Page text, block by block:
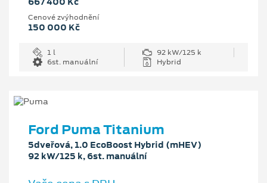
Cenové zvýhodnění
150 000 Kč
1 l
92 kW/125 k
6st. manuální
Hybrid
Ford Puma Titanium
5dveřová, 1.0 EcoBoost Hybrid (mHEV)
92 kW/125 k, 6st. manuální